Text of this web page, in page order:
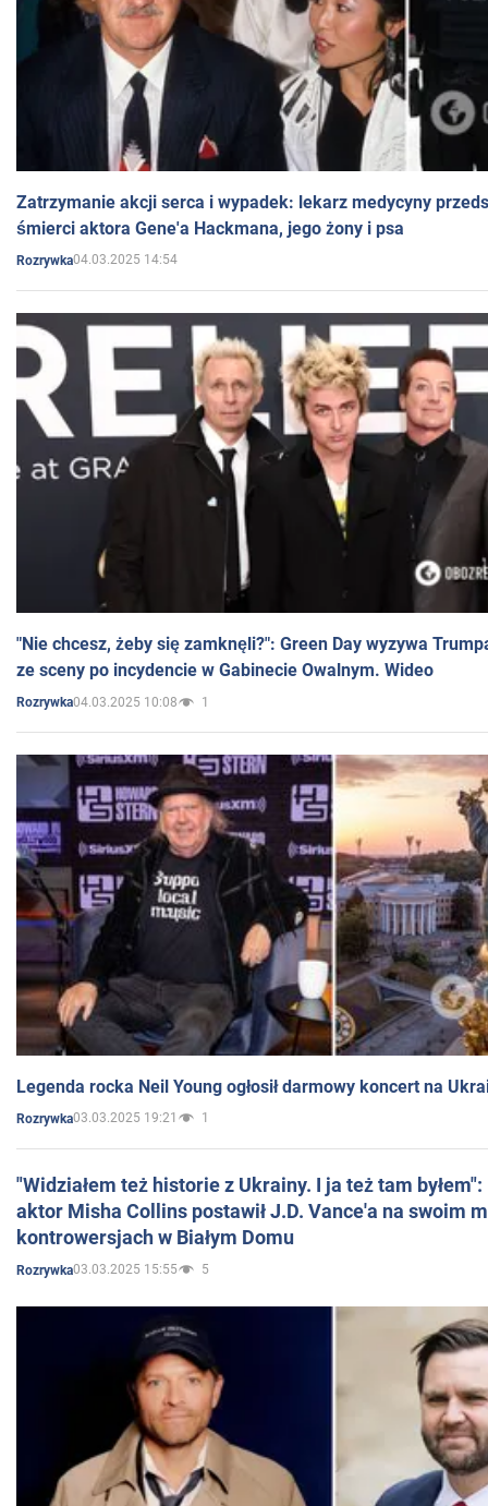
Zatrzymanie akcji serca i wypadek: lekarz medycyny
śmierci aktora Gene'a Hackmana, jego żony i psa
Rozrywka04.03.2025 14:54
"Nie chcesz, żeby się zamknęli?": Green Day wyzywa
ze sceny po incydencie w Gabinecie Owalnym. Wideo
Rozrywka04.03.2025 10:08 1
Legenda rocka Neil Young ogłosił darmowy koncert na
Rozrywka03.03.2025 19:21 1
"Widziałem też historie z Ukrainy. I ja też tam
aktor Misha Collins postawił J.D. Vance'a na swoim
kontrowersjach w Białym Domu
Rozrywka03.03.2025 15:55 5